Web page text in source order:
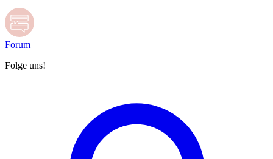
Forum
Folge uns!